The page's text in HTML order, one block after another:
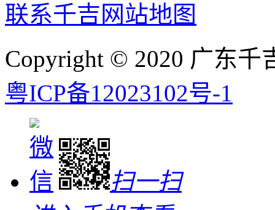
联系千吉网站地图
Copyright © 2020 广东
粤ICP备12023102号-1
扫一扫